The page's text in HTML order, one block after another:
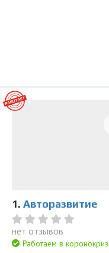
1. Авторазвитие
нет отзывов
Работаем в